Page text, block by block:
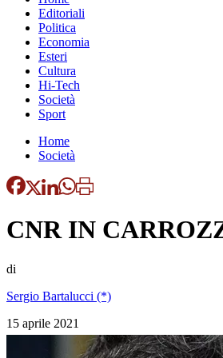
Editoriali
Politica
Economia
Esteri
Cultura
Hi-Tech
Società
Sport
Home
Società
CNR IN
di
Sergio Bartalucci (*)
15 aprile 2021